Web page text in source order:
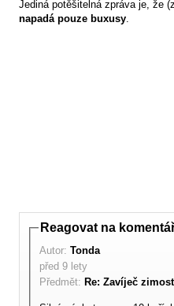
Jediná potěšitelná zpráva je, že
napadá pouze buxusy.
Reagovat na
Autor: Tonda
před 9 lety
Předmět: Re: Zavíječ